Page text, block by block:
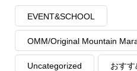
EVENT&SCHOOL
OMM/Original Mountain
Uncategorized おす